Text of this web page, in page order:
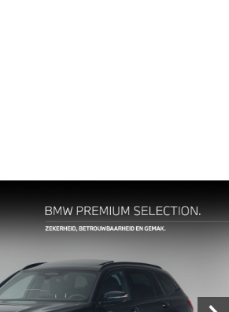
Delen Contact dealer